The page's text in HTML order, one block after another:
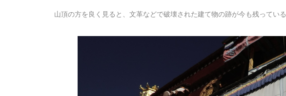
山頂の方を良く見ると、文革などで破壊された建て物の跡が今も残っている